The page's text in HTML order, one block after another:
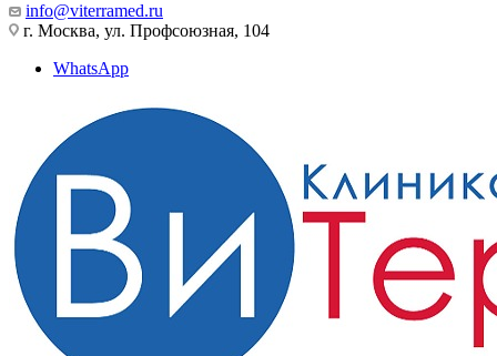
info@viterramed.ru
г. Москва, ул. Профсоюзная, 104
WhatsApp